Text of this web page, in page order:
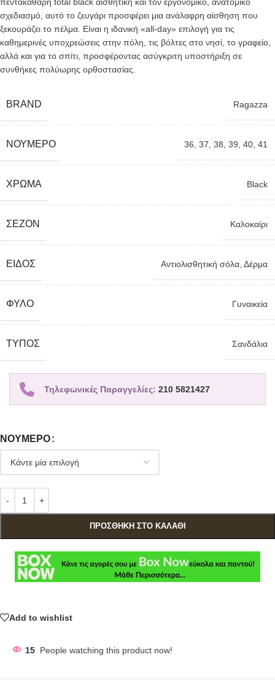
πεντακάθαρη total black αισθητική και τον εργονομικό, ανατομικό
σχεδιασμό, αυτό το ζευγάρι προσφέρει μια ανάλαφρη αίσθηση που
ξεκουράζει το πέλμα. Είναι η ιδανική «all-day» επιλογή για τις
καθημερινές υποχρεώσεις στην πόλη, τις βόλτες στο νησί, το γραφείο,
αλλά και για το σπίτι, προσφέροντας ασύγκριτη υποστήριξη σε
συνθήκες πολύωρης ορθοστασίας.
BRAND Ragazza
ΝΟΎΜΕΡΟ 36, 37, 38, 39, 40, 41
ΧΡΏΜΑ Black
ΣΕΖΌΝ Καλοκαίρι
ΕΊΔΟΣ Αντιολισθητική σόλα, Δέρμα
ΦΎΛΟ Γυναικεία
TΎΠΟΣ Σανδάλια
Τηλεφωνικές Παραγγελίες: 210 5821427
ΝΟΎΜΕΡΟ
ΠΡΟΣΘΉΚΗ ΣΤΟ ΚΑΛΆΘΙ
Add to wishlist
15 People watching this product now!